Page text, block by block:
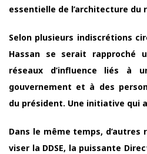
essentielle de l’architecture du
Selon plusieurs indiscrétions
Hassan se serait rapproché
réseaux d’influence liés à
gouvernement et à des
du président. Une initiative qui
Dans le même temps,
viser la DDSE, la puissante